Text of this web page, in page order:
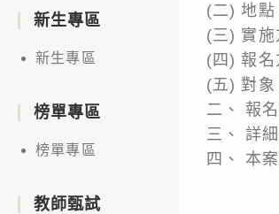
(二) 地點
(三) 實施
(四) 報
(五) 對象
二、 報
三、 詳
四、 本
新生專區
新生專區
榜單專區
榜單專區
教師甄試